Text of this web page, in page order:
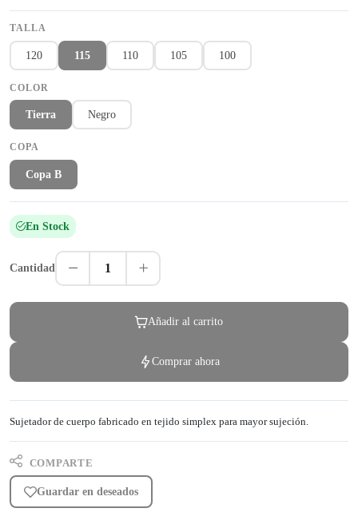
TALLA
120 115 110 105 100
COLOR
Tierra Negro
COPA
Copa B
En Stock
Cantidad 1
Añadir al carrito
Comprar ahora
Sujetador de cuerpo fabricado en tejido simplex para mayor sujeción.
COMPARTE
Guardar en deseados